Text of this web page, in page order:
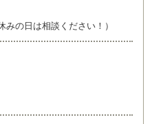
の日は相談ください！）